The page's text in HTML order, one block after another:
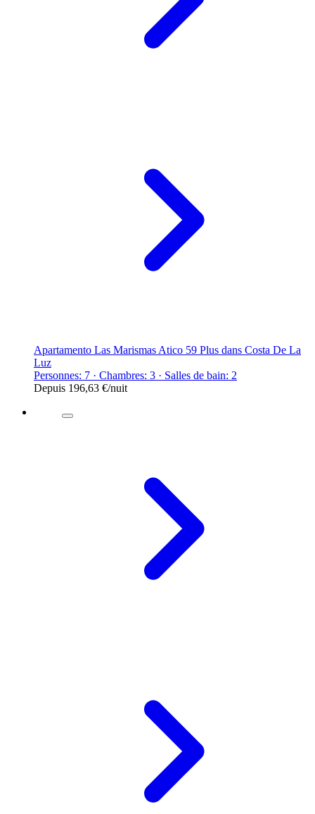
Apartamento Las Marismas Atico 59 Plus dans Costa De La
Luz
Personnes: 7 · Chambres: 3 · Salles de bain: 2
Depuis 196,63 €/nuit